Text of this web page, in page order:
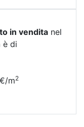
in vendita nel
è di
m2